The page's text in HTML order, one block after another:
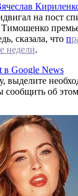
на пост
сказала, что п
недели.
в Google News
выделите
сообщить об